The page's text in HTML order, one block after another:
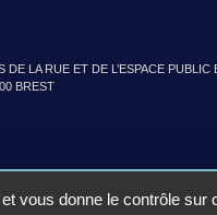
vous donne le contrôle sur
LA RUE ET DE L’ESPACE PUBLIC
BREST
Contact|Mentions